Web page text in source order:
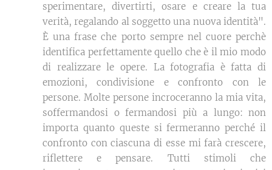
sperimentare, divertirti, osare e creare la tua
verità, regalando al soggetto una nuova identità".
È una frase che porto sempre nel cuore perchè
identifica perfettamente quello che è il mio modo
di realizzare le opere. La fotografia è fatta di
emozioni, condivisione e confronto con le
persone. Molte persone incroceranno la mia vita,
soffermandosi o fermandosi più a lungo: non
importa quanto queste si fermeranno perché il
confronto con ciascuna di esse mi farà crescere,
riflettere e pensare. Tutti stimoli che